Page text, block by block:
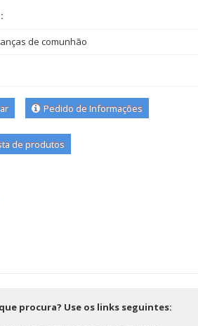
de comunhão
Pedido de Informações
de produtos
procura? Use os links seguintes: